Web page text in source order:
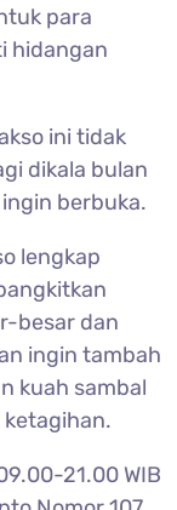
para
hidangan
ini tidak
dikala bulan
berbuka.
lengkap
besar dan
ingin tambah
kuah sambal
21.00 WIB